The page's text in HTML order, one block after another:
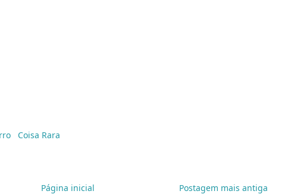
Coisa Rara
Postagem mais antiga
Página inicial